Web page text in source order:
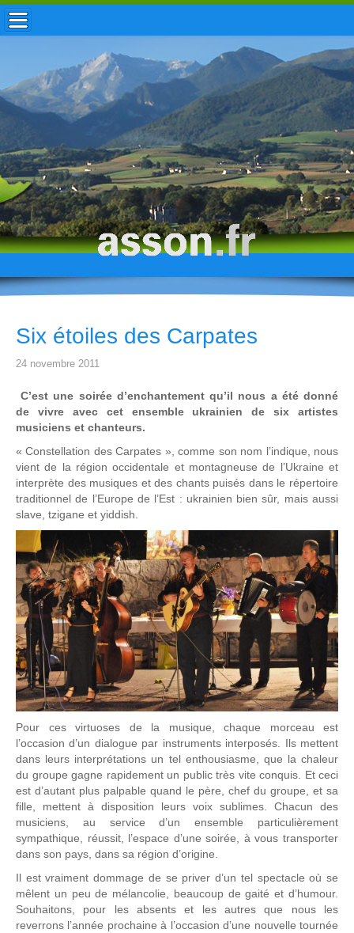
ACCUEIL / INFOS
MUNICIPALITÉ
VIE LOCALE
ENFANCE
TOURISME
HISTOIRE
Six étoiles des Carpates
24 novembre 2011
C’est une soirée d’enchantement qu’il nous a été donné
de vivre avec cet ensemble ukrainien de six artistes
musiciens et chanteurs.
« Constellation des Carpates », comme son nom l’indique, nous
vient de la région occidentale et montagneuse de l’Ukraine et
interprète des musiques et des chants puisés dans le répertoire
traditionnel de l’Europe de l’Est : ukrainien bien sûr, mais aussi
slave, tzigane et yiddish.
Pour ces virtuoses de la musique, chaque morceau est
l’occasion d’un dialogue par instruments interposés. Ils mettent
dans leurs interprétations un tel enthousiasme, que la chaleur
du groupe gagne rapidement un public très vite conquis. Et ceci
est d’autant plus palpable quand le père, chef du groupe, et sa
fille, mettent à disposition leurs voix sublimes. Chacun des
musiciens, au service d’un ensemble particulièrement
sympathique, réussit, l’espace d’une soirée, à vous transporter
dans son pays, dans sa région d’origine.
Il est vraiment dommage de se priver d’un tel spectacle où se
mêlent un peu de mélancolie, beaucoup de gaité et d’humour.
Souhaitons, pour les absents et les autres que nous les
reverrons l’année prochaine à l’occasion d’une nouvelle tournée